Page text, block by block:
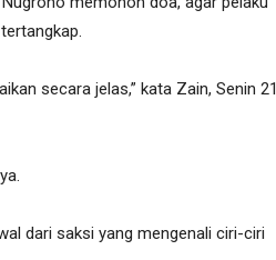
secara jelas,” kata Zain, Senin 21
dari saksi yang mengenali ciri-ciri